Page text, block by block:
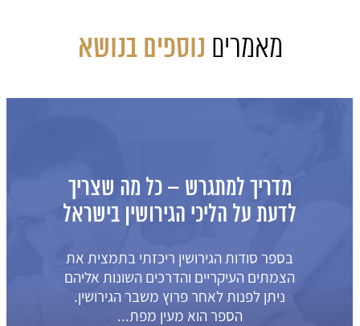
מאמרים נוספים בנושא
מדריך למתגרש – כל מה שצריך
לדעת על הליכי הגירושין בישראל
בספר סודות הגירושין ריכזתי בתמצית את
הצמתים העיקריים והדרכים השונות אליהם
ניתן לפנות לאחר פרוץ משבר הגירושין.
הספר הוא מעין מפת...